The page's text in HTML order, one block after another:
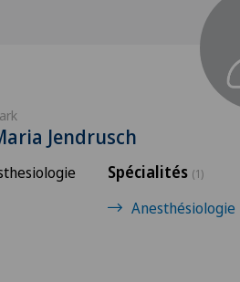
Jendrusch
Spécialités (1)
Anesthésiologie